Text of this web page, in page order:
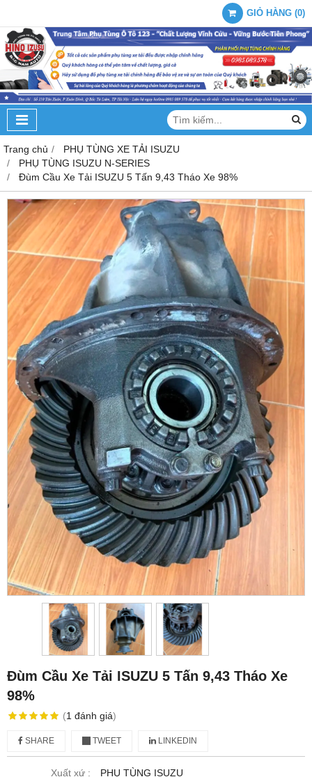
GIỎ HÀNG (0)
Trang chủ
PHỤ TÙNG XE TẢI ISUZU
PHỤ TÙNG ISUZU N-SERIES
Đùm Cầu Xe Tải ISUZU 5 Tấn 9,43 Tháo Xe 98%
Đùm Cầu Xe Tải ISUZU 5 Tấn 9,43 Tháo Xe
98%
(1 đánh giá)
SHARE TWEET LINKEDIN
Xuất xứ :
PHỤ TÙNG ISUZU